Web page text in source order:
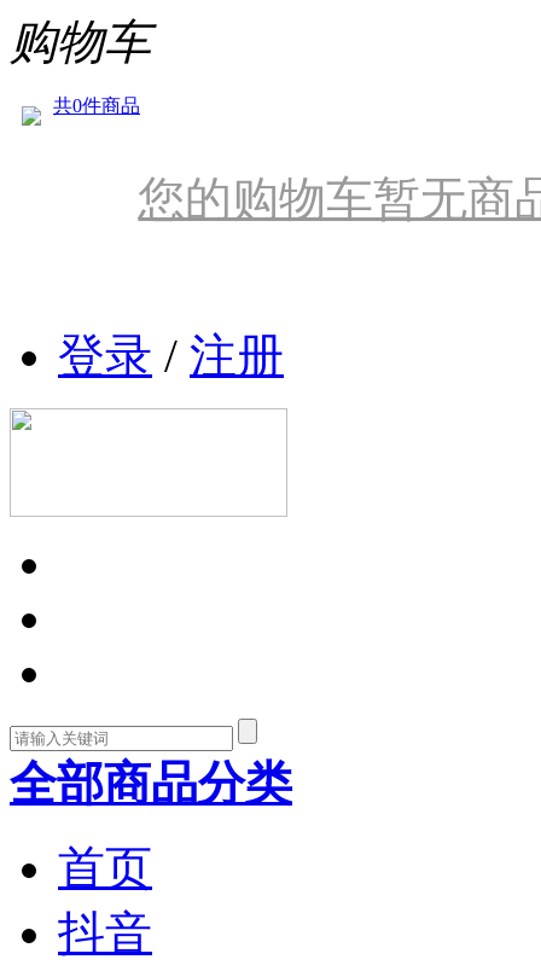
购物车
共0件商品
您的购物车暂无商
登录 / 注册
全部商品分类
首页
抖音